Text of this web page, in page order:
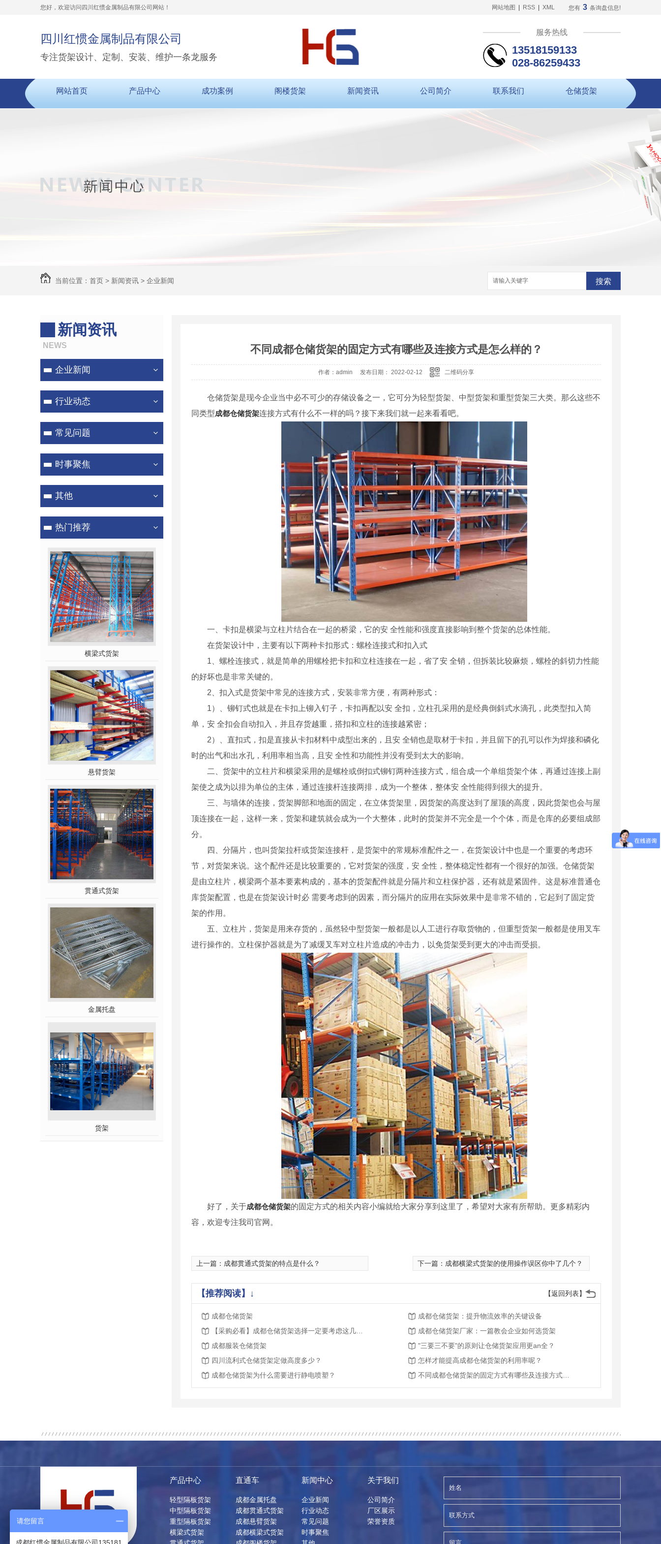
您好，欢迎访问四川红惯金属制品有限公司网站！ 网站地图 RSS XML 您有 3 条询盘信息!
四川红惯金属制品有限公司
专注货架设计、定制、安装、维护一条龙服务
服务热线
13518159133
028-86259433
网站首页 产品中心 成功案例 阁楼货架 新闻资讯 公司简介 联系我们 仓储货架
当前位置： 首页 > 新闻资讯 > 企业新闻 搜索
新闻资讯
NEWS
企业新闻
行业动态
常见问题
时事聚焦
其他
热门推荐
横梁式货架
悬臂货架
贯通式货架
金属托盘
货架
不同成都仓储货架的固定方式有哪些及连接方式是怎么样的？
作者：admin 发布日期： 2022-02-12 二维码分享
仓储货架是现今企业当中必不可少的存储设备之一，它可分为轻型货架、中型货架和重型货架三大类。那么这些不
同类型成都仓储货架连接方式有什么不一样的吗？接下来我们就一起来看看吧。
一、卡扣是横梁与立柱片结合在一起的桥梁，它的安 全性能和强度直接影响到整个货架的总体性能。
在货架设计中，主要有以下两种卡扣形式：螺栓连接式和扣入式
1、螺栓连接式，就是简单的用螺栓把卡扣和立柱连接在一起，省了安 全销，但拆装比较麻烦，螺栓的斜切力性能
的好坏也是非常关键的。
2、扣入式是货架中常见的连接方式，安装非常方便，有两种形式：
1）、铆钉式也就是在卡扣上铆入钉子，卡扣再配以安 全扣，立柱孔采用的是经典倒斜式水滴孔，此类型扣入简
单，安 全扣会自动扣入，并且存货越重，搭扣和立柱的连接越紧密；
2）、直扣式，扣是直接从卡扣材料中成型出来的，且安 全销也是取材于卡扣，并且留下的孔可以作为焊接和磷化
时的出气和出水孔，利用率相当高，且安 全性和功能性并没有受到太大的影响。
二、货架中的立柱片和横梁采用的是螺栓或倒扣式铆钉两种连接方式，组合成一个单组货架个体，再通过连接上副
架使之成为以排为单位的主体，通过连接杆连接两排，成为一个整体，整体安 全性能得到很大的提升。
三、与墙体的连接，货架脚部和地面的固定，在立体货架里，因货架的高度达到了屋顶的高度，因此货架也会与屋
顶连接在一起，这样一来，货架和建筑就会成为一个大整体，此时的货架并不完全是一个个体，而是仓库的必要组成部
分。
四、分隔片，也叫货架拉杆或货架连接杆，是货架中的常规标准配件之一，在货架设计中也是一个重要的考虑环
节，对货架来说。这个配件还是比较重要的，它对货架的强度，安 全性，整体稳定性都有一个很好的加强。仓储货架
是由立柱片，横梁两个基本要素构成的，基本的货架配件就是分隔片和立柱保护器，还有就是紧固件。这是标准普通仓
库货架配置，也是在货架设计时必 需要考虑到的因素，而分隔片的应用在实际效果中是非常不错的，它起到了固定货
架的作用。
五、立柱片，货架是用来存货的，虽然轻中型货架一般都是以人工进行存取货物的，但重型货架一般都是使用叉车
进行操作的。立柱保护器就是为了减缓叉车对立柱片造成的冲击力，以免货架受到更大的冲击而受损。
好了，关于成都仓储货架的固定方式的相关内容小编就给大家分享到这里了，希望对大家有所帮助。更多精彩内
容，欢迎专注我司官网。
上一篇： 成都贯通式货架的特点是什么？ 下一篇： 成都横梁式货架的使用操作误区你中了几个？
【返回列表】
【推荐阅读】↓
成都仓储货架
成都仓储货架：提升物流效率的关键设备
成都仓储货架厂家：一篇教会企业如何选货架
成都服装仓储货架
"三要三不要"的原则让仓储货架应用更an全？
四川流利式仓储货架定做高度多少？
怎样才能提高成都仓储货架的利用率呢？
成都仓储货架为什么需要进行静电喷塑？
产品中心
轻型隔板货架
中型隔板货架
重型隔板货架
横梁式货架
直通车
成都金属托盘
成都贯通式货架
成都悬臂货架
成都横梁式货架
新闻中心
企业新闻
行业动态
常见问题
时事聚焦
关于我们
公司简介
厂区展示
荣誉资质
请您留言